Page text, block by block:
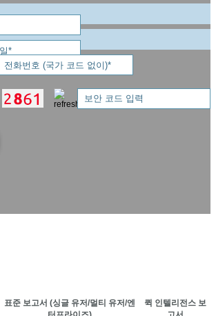
표준 보고서 (싱글 유저/멀티 유저/엔
퀵 인텔리전스 보